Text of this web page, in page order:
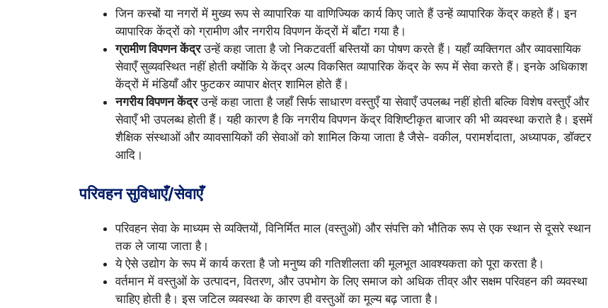
जिन कस्बों या नगरों में मुख्य रूप से व्यापारिक या वाणिज्यिक कार्य किए जाते हैं उन्हें व्यापारिक केंद्र कहते हैं। इन
व्यापारिक केंद्रों को ग्रामीण और नगरीय विपणन केंद्रों में बाँटा गया है।
ग्रामीण विपणन केंद्रउन्हें कहा जाता है जो निकटवर्ती बस्तियों का पोषण करते हैं। यहाँ व्यक्तिगत और व्यावसायिक
सेवाएँ सुव्यवस्थित नहीं होती क्योंकि ये केंद्र अल्प विकसित व्यापारिक केंद्र के रूप में सेवा करते हैं। इनके अधिकाश
केंद्रों में मंडियाँ और फुटकर व्यापार क्षेत्र शामिल होते हैं।
नगरीय विपणन केंद्रउन्हें कहा जाता है जहाँ सिर्फ साधारण वस्तुएँ या सेवाएँ उपलब्ध नहीं होती बल्कि विशेष वस्तुएँ और
सेवाएँ भी उपलब्ध होती हैं। यही कारण है कि नगरीय विपणन केंद्र विशिष्टीकृत बाजार की भी व्यवस्था कराते है। इसमें
शैक्षिक संस्थाओं और व्यावसायिकों की सेवाओं को शामिल किया जाता है जैसे- वकील, परामर्शदाता, अध्यापक, डॉक्टर
आदि।
परिवहन सुविधाएँ/सेवाएँ
परिवहन सेवा के माध्यम से व्यक्तियों, विनिर्मित माल (वस्तुओं) और संपत्ति को भौतिक रूप से एक स्थान से दूसरे स्थान
तक ले जाया जाता है।
ये ऐसे उद्योग के रूप में कार्य करता है जो मनुष्य की गतिशीलता की मूलभूत आवश्यकता को पूरा करता है।
वर्तमान में वस्तुओं के उत्पादन, वितरण, और उपभोग के लिए समाज को अधिक तीव्र और सक्षम परिवहन की व्यवस्था
चाहिए होती है। इस जटिल व्यवस्था के कारण ही वस्तुओं का मूल्य बढ़ जाता है।